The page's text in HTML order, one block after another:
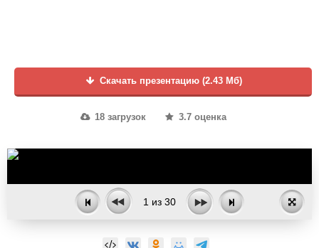
Скачать презентацию (2.43 Мб)
18 загрузок 3.7 оценка
1 из 30